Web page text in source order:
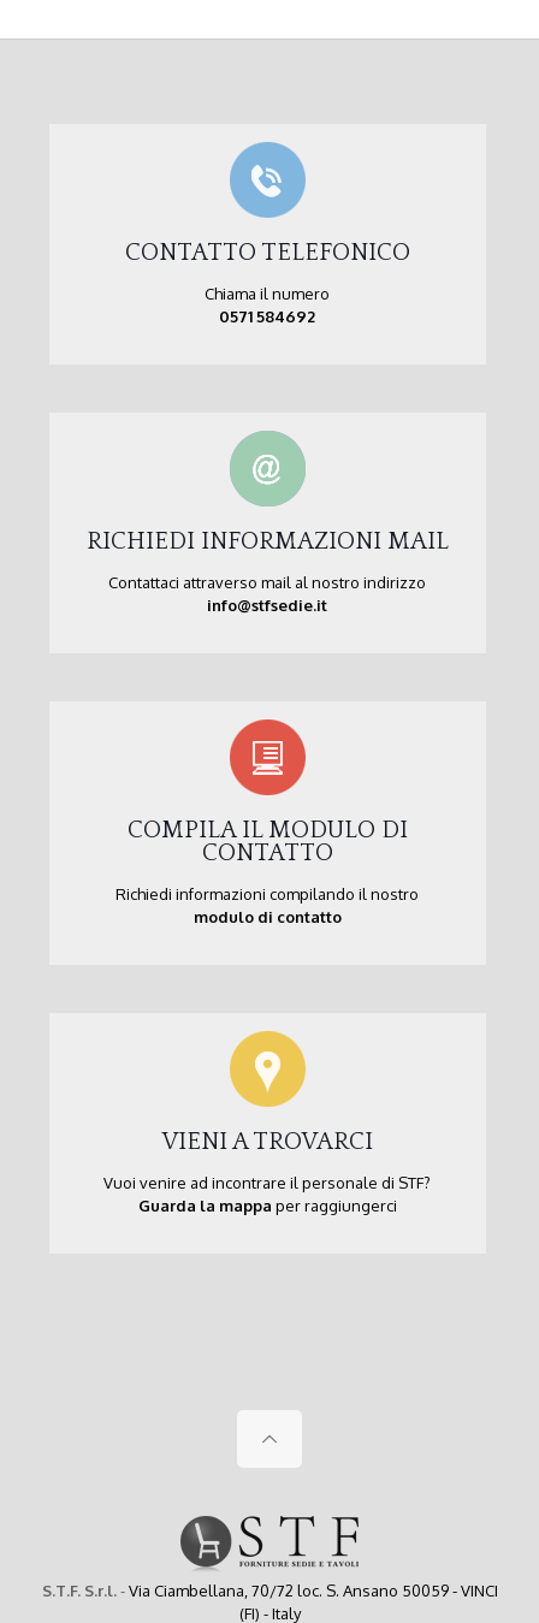
CONTATTO TELEFONICO
Chiama il numero
0571 584692
RICHIEDI INFORMAZIONI MAIL
Contattaci attraverso mail al nostro indirizzo
info@stfsedie.it
COMPILA IL MODULO DI
CONTATTO
Richiedi informazioni compilando il nostro
modulo di contatto
VIENI A TROVARCI
Vuoi venire ad incontrare il personale di STF?
Guarda la mappa per raggiungerci
S.T.F. S.r.l.-Via Ciambellana, 70/72 loc. S. Ansano 50059 - VINCI
(FI) - Italy